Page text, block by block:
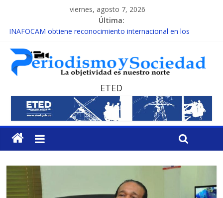
viernes, agosto 7, 2026
Última:
INAFOCAM obtiene reconocimiento internacional en los
15 de febrero de cada año es Día Nacional de la lucha contra el
cáncer infantil
EL ENFOQUE UNILATERAL DE LA COALICIÓN
MESCyT y Universidad Albizu apoyarán rehabilitación de
reclusos
MESCyT presenta calendario de Consulta Nacional por la
Educación
ETED